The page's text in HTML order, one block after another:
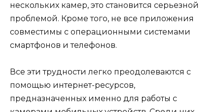
нескольких камер, это становится серьезной
проблемой. Кроме того, не все приложения
совместимы с операционными системами
смартфонов и телефонов.
Все эти трудности легко преодолеваются с
помощью интернет-ресурсов,
предназначенных именно для работы с